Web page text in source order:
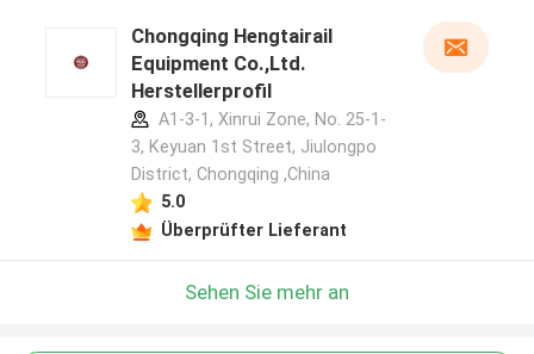
Chongqing Hengtairail
Equipment Co.,Ltd.
Herstellerprofil
A1-3-1, Xinrui Zone, No. 25-1-
3, Keyuan 1st Street, Jiulongpo
District, Chongqing ,China
5.0
Überprüfter Lieferant
Sehen Sie mehr an